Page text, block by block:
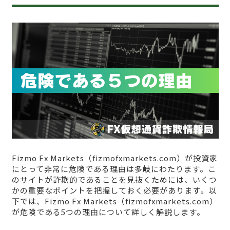
Fizmo Fx Markets（fizmofxmarkets.com）が投資家
にとって非常に危険である理由は多岐にわたります。こ
のサイトが詐欺的であることを見抜くためには、いくつ
かの重要なポイントを把握しておく必要があります。以
下では、Fizmo Fx Markets（fizmofxmarkets.com）
が危険である5つの理由について詳しく解説します。